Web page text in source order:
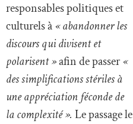
responsables politiques et
culturels à« abandonner les
discours qui divisent et
polarisent »afin de passer«
des simplifications stériles à
une appréciation féconde de
la complexité ». Le passage le